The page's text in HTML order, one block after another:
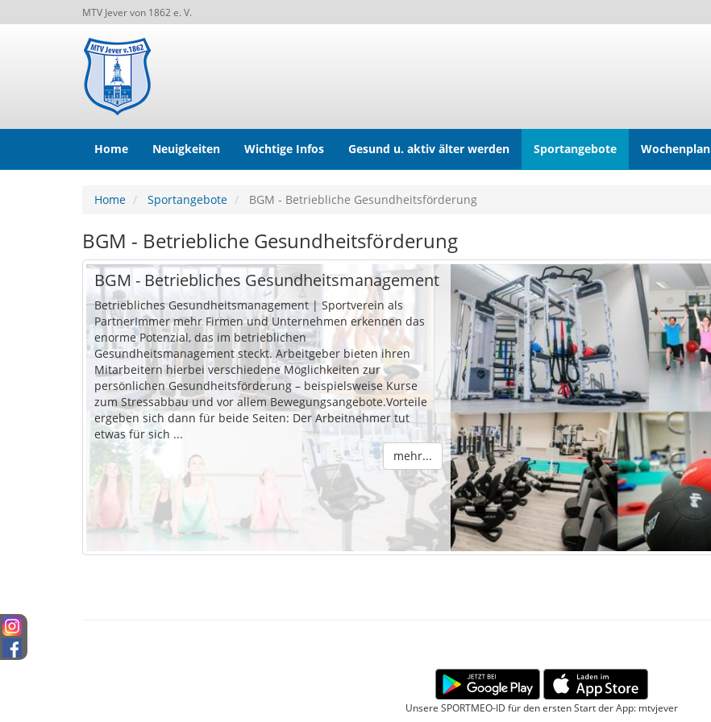
MTV Jever von 1862 e. V.
Home Neuigkeiten Wichtige Infos Gesund u. aktiv älter werden Sportangebote Wochenplan
Home Sportangebote BGM - Betriebliche Gesundheitsförderung
BGM - Betriebliche Gesundheitsförderung
BGM - Betriebliches Gesundheitsmanagement
Betriebliches Gesundheitsmanagement | Sportverein als
PartnerImmer mehr Firmen und Unternehmen erkennen das
enorme Potenzial, das im betrieblichen
Gesundheitsmanagement steckt. Arbeitgeber bieten ihren
Mitarbeitern hierbei verschiedene Möglichkeiten zur
persönlichen Gesundheitsförderung – beispielsweise Kurse
zum Stressabbau und vor allem Bewegungsangebote.Vorteile
ergeben sich dann für beide Seiten: Der Arbeitnehmer tut
etwas für sich ...
mehr...
Unsere SPORTMEO-ID für den ersten Start der App: mtvjever